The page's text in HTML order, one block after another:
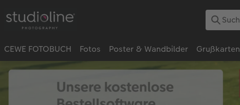
CEWE FOTOBUCH Fotos Poster & Wandbilder Grußkarten